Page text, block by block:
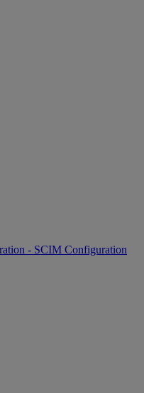
- SCIM Configuration